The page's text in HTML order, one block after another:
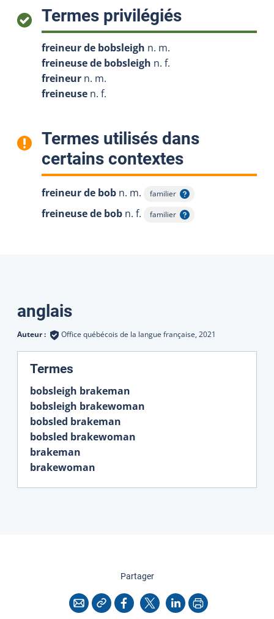
Termes privilégiés:
freineur de bobsleigh n. m.
freineuse de bobsleigh n. f.
freineur n. m.
freineuse n. f.
Termes utilisés dans
certains contextes:
freineur de bob n. m. familier
Afficher l'infobulle
freineuse de bob n. f. familier
Afficher l'infobulle
Traductions
anglais
Auteur : Office québécois de la langue française, 2021
Termes
bobsleigh brakeman
bobsleigh brakewoman
bobsled brakeman
bobsled brakewoman
brakeman
brakewoman
Partagercette page
CourrielCopier l'adresse
Facebook
X LinkedInImprimer